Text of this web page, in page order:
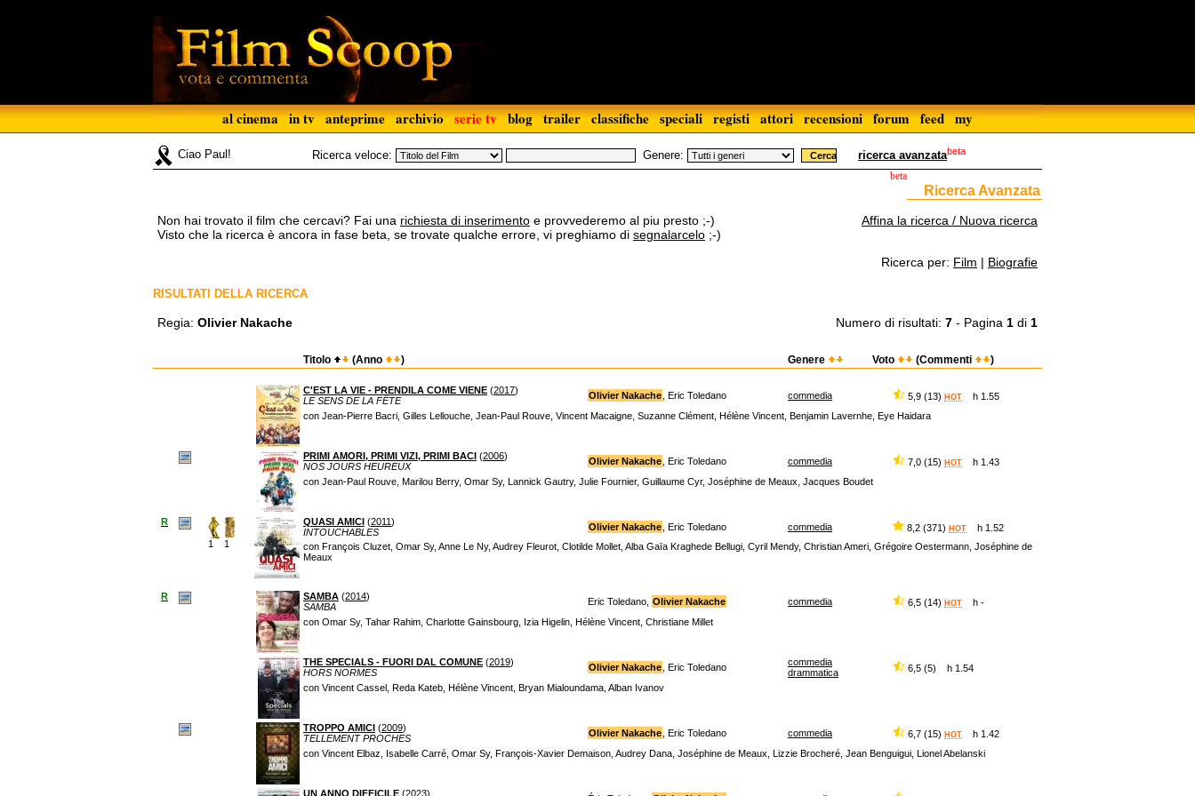
al cinema in tv anteprime archivio serie tv blog trailer classifiche speciali registi attori recensioni forum feed my
Ciao Paul! Ricerca veloce: Genere: ricerca avanzatabeta
Ricerca Avanzata
beta
Affina la ricerca / Nuova ricerca
Non hai trovato il film che cercavi? Fai una richiesta di inserimento e provvederemo al piu presto ;-)
Visto che la ricerca è ancora in fase beta, se trovate qualche errore, vi preghiamo di segnalarcelo ;-)
Ricerca per: Film | Biografie
RISULTATI DELLA RICERCA
Numero di risultati: 7 - Pagina 1 di 1
Regia: Olivier Nakache
Titolo (Anno ) Genere Voto (Commenti )
C'EST LA VIE - PRENDILA COME VIENE (2017)
LE SENS DE LA FÊTE
Olivier Nakache , Eric Toledano commedia 5,9 (13) HOT h 1.55
con Jean-Pierre Bacri, Gilles Lellouche, Jean-Paul Rouve, Vincent Macaigne, Suzanne Clément, Hélène Vincent, Benjamin Lavernhe, Eye Haidara
PRIMI AMORI, PRIMI VIZI, PRIMI BACI (2006)
NOS JOURS HEUREUX
Olivier Nakache , Eric Toledano commedia 7,0 (15) HOT h 1.43
con Jean-Paul Rouve, Marilou Berry, Omar Sy, Lannick Gautry, Julie Fournier, Guillaume Cyr, Joséphine de Meaux, Jacques Boudet
R
1 1
QUASI AMICI (2011)
INTOUCHABLES
Olivier Nakache , Eric Toledano commedia 8,2 (371) HOT h 1.52
con François Cluzet, Omar Sy, Anne Le Ny, Audrey Fleurot, Clotilde Mollet, Alba Gaïa Kraghede Bellugi, Cyril Mendy, Christian Ameri, Grégoire Oestermann, Joséphine de
Meaux
R SAMBA (2014)
SAMBA
Eric Toledano, Olivier Nakache commedia 6,5 (14) HOT h -
con Omar Sy, Tahar Rahim, Charlotte Gainsbourg, Izia Higelin, Hélène Vincent, Christiane Millet
THE SPECIALS - FUORI DAL COMUNE (2019)
HORS NORMES
Olivier Nakache , Eric Toledano
commedia
drammatica
6,5 (5) h 1.54
con Vincent Cassel, Reda Kateb, Hélène Vincent, Bryan Mialoundama, Alban Ivanov
TROPPO AMICI (2009)
TELLEMENT PROCHES
Olivier Nakache , Eric Toledano commedia 6,7 (15) HOT h 1.42
con Vincent Elbaz, Isabelle Carré, Omar Sy, François-Xavier Demaison, Audrey Dana, Joséphine de Meaux, Lizzie Brocheré, Jean Benguigui, Lionel Abelanski
UN ANNO DIFFICILE (2023)